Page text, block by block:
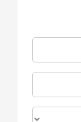
پوست